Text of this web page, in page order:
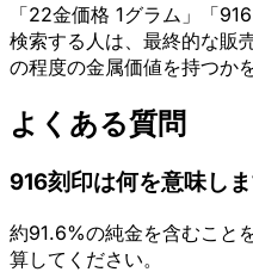
「22金価格 1グラム」「
検索する人は、最終的な販
の程度の金属価値を持つか
よくある質問
916刻印は何を意味し
約91.6%の純金を含むこと
算してください。